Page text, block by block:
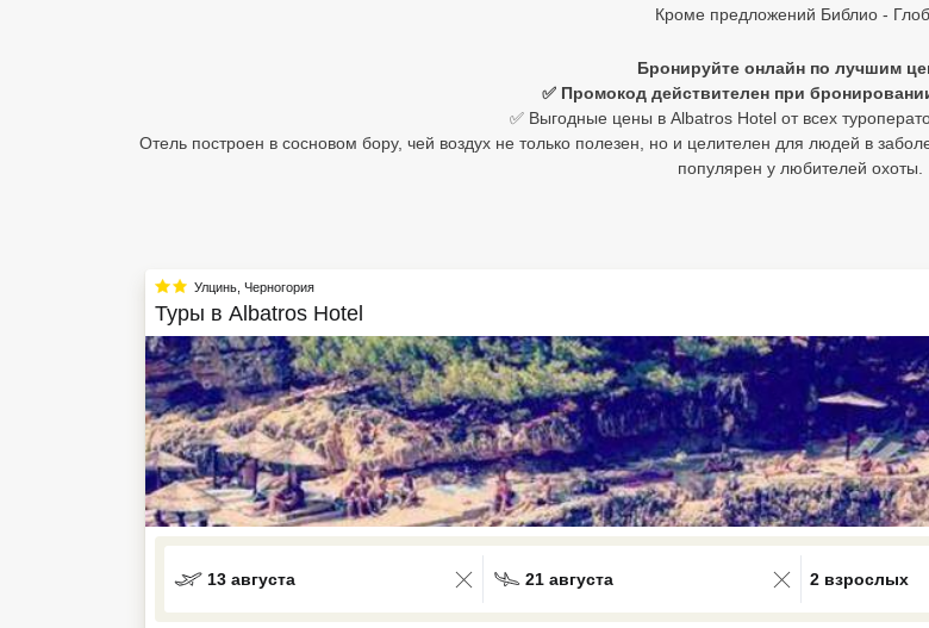
Кроме предложений Библио -
Бронируйте онлайн по лучшим
✅ Промокод действителен при
✅ Выгодные цены в Albatros Hotel от всех
Отель построен в сосновом бору, чей воздух не только полезен, но и целителен для людей в
популярен у любителей охоты.
Улцинь Черногория
Туры в Albatros Hotel
13 августа 21 августа
0 results
2 взрослых
Северный Гоа
Большой Сочи